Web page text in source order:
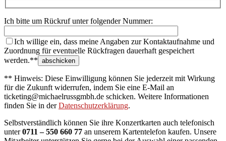
Ich bitte um Rückruf unter folgender Nummer:
Ich willige ein, dass meine Angaben zur Kontaktaufnahme und
Zuordnung für eventuelle Rückfragen dauerhaft gespeichert
werden.**
** Hinweis: Diese Einwilligung können Sie jederzeit mit Wirkung
für die Zukunft widerrufen, indem Sie eine E-Mail an
ticketing@michaelrussgmbh.de schicken. Weitere Informationen
finden Sie in derDatenschutzerklärung.
Selbstverständlich können Sie ihre Konzertkarten auch telefonisch
unter0711 – 550 660 77 an unserem Kartentelefon kaufen. Unsere